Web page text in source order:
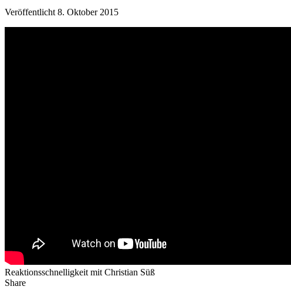
Veröffentlicht8. Oktober 2015
Reaktionsschnelligkeit mit Christian Süß
Share